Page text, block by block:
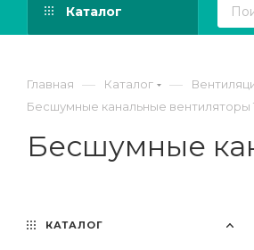
Каталог
Главная — Каталог —
Бесшумные канальные вентиляторы
Бесшумные
КАТАЛОГ